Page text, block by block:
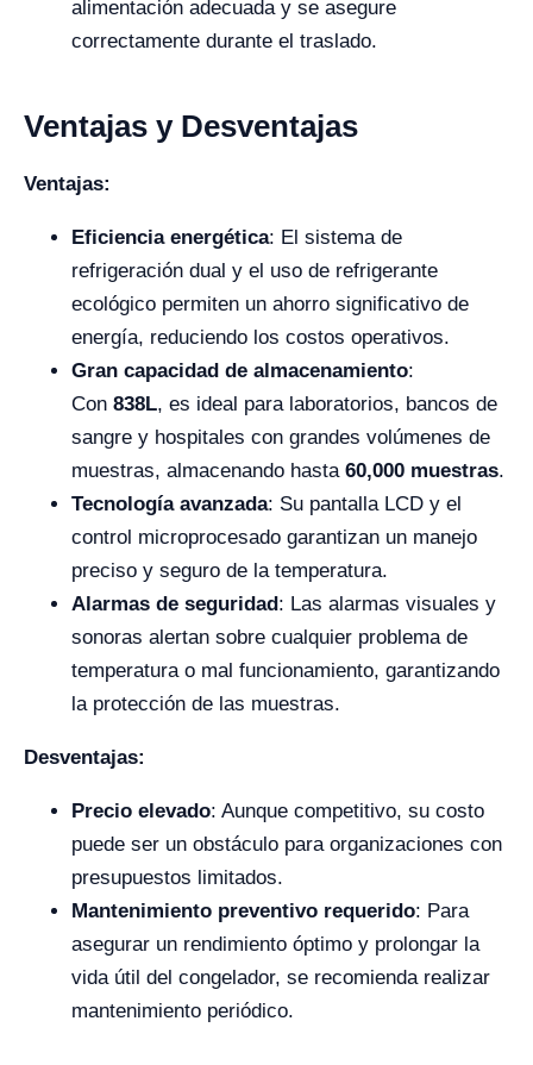
alimentación adecuada y se asegure
correctamente durante el traslado.
Ventajas y Desventajas
Ventajas:
Eficiencia energética: El sistema de
refrigeración dual y el uso de refrigerante
ecológico permiten un ahorro significativo de
energía, reduciendo los costos operativos.
Gran capacidad de almacenamiento:
Con 838L, es ideal para laboratorios, bancos de
sangre y hospitales con grandes volúmenes de
muestras, almacenando hasta 60,000 muestras.
Tecnología avanzada: Su pantalla LCD y el
control microprocesado garantizan un manejo
preciso y seguro de la temperatura.
Alarmas de seguridad: Las alarmas visuales y
sonoras alertan sobre cualquier problema de
temperatura o mal funcionamiento, garantizando
la protección de las muestras.
Desventajas:
Precio elevado: Aunque competitivo, su costo
puede ser un obstáculo para organizaciones con
presupuestos limitados.
Mantenimiento preventivo requerido: Para
asegurar un rendimiento óptimo y prolongar la
vida útil del congelador, se recomienda realizar
mantenimiento periódico.